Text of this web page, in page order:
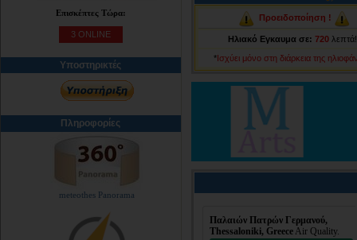
Επισκέπτες Τώρα:
3 ONLINE
Υποστηρικτές
Πληροφορίες
meteothes Panorama
Προειδοποίηση !
Ηλιακό Εγκαυμα σε: 720
*Ισχύει μόνο στη διάρκεια της